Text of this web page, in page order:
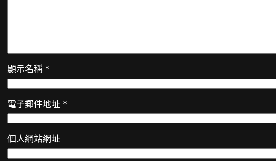
顯示名稱 *
電子郵件地址 *
個人網站網址